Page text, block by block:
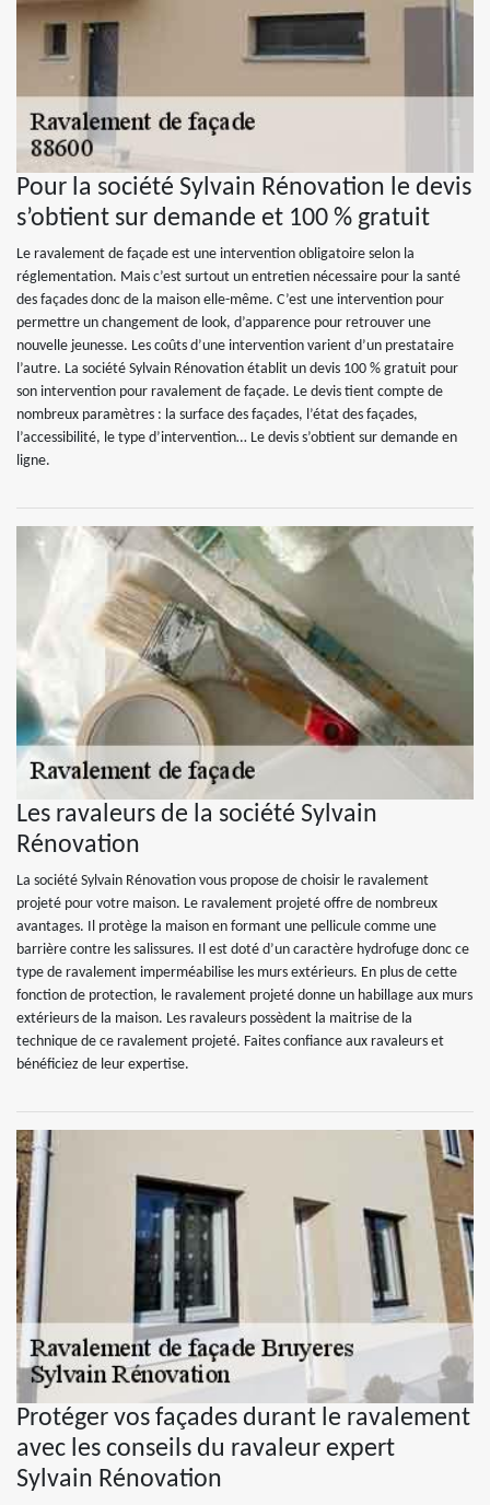
Pour la société Sylvain Rénovation le devis
s’obtient sur demande et 100 % gratuit
Le ravalement de façade est une intervention obligatoire selon la
réglementation. Mais c’est surtout un entretien nécessaire pour la santé
des façades donc de la maison elle-même. C’est une intervention pour
permettre un changement de look, d’apparence pour retrouver une
nouvelle jeunesse. Les coûts d’une intervention varient d’un prestataire
l’autre. La société Sylvain Rénovation établit un devis 100 % gratuit pour
son intervention pour ravalement de façade. Le devis tient compte de
nombreux paramètres : la surface des façades, l’état des façades,
l’accessibilité, le type d’intervention… Le devis s’obtient sur demande en
ligne.
Les ravaleurs de la société Sylvain
Rénovation
La société Sylvain Rénovation vous propose de choisir le ravalement
projeté pour votre maison. Le ravalement projeté offre de nombreux
avantages. Il protège la maison en formant une pellicule comme une
barrière contre les salissures. Il est doté d’un caractère hydrofuge donc ce
type de ravalement imperméabilise les murs extérieurs. En plus de cette
fonction de protection, le ravalement projeté donne un habillage aux murs
extérieurs de la maison. Les ravaleurs possèdent la maitrise de la
technique de ce ravalement projeté. Faites confiance aux ravaleurs et
bénéficiez de leur expertise.
Protéger vos façades durant le ravalement
avec les conseils du ravaleur expert
Sylvain Rénovation